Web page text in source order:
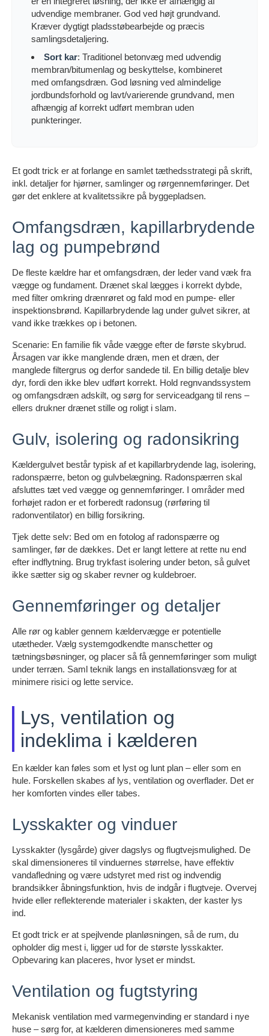
udvendige membraner. God ved højt grundvand.
Kræver dygtigt pladsstøbearbejde og præcis
samlingsdetaljering.
Sort kar: Traditionel betonvæg med udvendig
membran/bitumenlag og beskyttelse, kombineret
med omfangsdræn. God løsning ved almindelige
jordbundsforhold og lavt/varierende grundvand, men
afhængig af korrekt udført membran uden
punkteringer.
Et godt trick er at forlange en samlet tæthedsstrategi på skrift,
inkl. detaljer for hjørner, samlinger og rørgennemføringer. Det
gør det enklere at kvalitetssikre på byggepladsen.
Omfangsdræn, kapillarbrydende
lag og pumpebrønd
De fleste kældre har et omfangsdræn, der leder vand væk fra
vægge og fundament. Drænet skal lægges i korrekt dybde,
med filter omkring drænrøret og fald mod en pumpe- eller
inspektionsbrønd. Kapillarbrydende lag under gulvet sikrer, at
vand ikke trækkes op i betonen.
Scenarie: En familie fik våde vægge efter de første skybrud.
Årsagen var ikke manglende dræn, men et dræn, der
manglede filtergrus og derfor sandede til. En billig detalje blev
dyr, fordi den ikke blev udført korrekt. Hold regnvandssystem
og omfangsdræn adskilt, og sørg for serviceadgang til rens –
ellers drukner drænet stille og roligt i slam.
Gulv, isolering og radonsikring
Kældergulvet består typisk af et kapillarbrydende lag, isolering,
radonspærre, beton og gulvbelægning. Radonspærren skal
afsluttes tæt ved vægge og gennemføringer. I områder med
forhøjet radon er et forberedt radonsug (rørføring til
radonventilator) en billig forsikring.
Tjek dette selv: Bed om en fotolog af radonspærre og
samlinger, før de dækkes. Det er langt lettere at rette nu end
efter indflytning. Brug trykfast isolering under beton, så gulvet
ikke sætter sig og skaber revner og kuldebroer.
Gennemføringer og detaljer
Alle rør og kabler gennem kældervægge er potentielle
utætheder. Vælg systemgodkendte manschetter og
tætningsbøsninger, og placer så få gennemføringer som muligt
under terræn. Saml teknik langs en installationsvæg for at
minimere risici og lette service.
Lys, ventilation og
indeklima i kælderen
En kælder kan føles som et lyst og lunt plan – eller som en
hule. Forskellen skabes af lys, ventilation og overflader. Det er
her komforten vindes eller tabes.
Lysskakter og vinduer
Lysskakter (lysgårde) giver dagslys og flugtvejsmulighed. De
skal dimensioneres til vinduernes størrelse, have effektiv
vandafledning og være udstyret med rist og indvendig
brandsikker åbningsfunktion, hvis de indgår i flugtveje. Overvej
hvide eller reflekterende materialer i skakten, der kaster lys
ind.
Et godt trick er at spejlvende planløsningen, så de rum, du
opholder dig mest i, ligger ud for de største lysskakter.
Opbevaring kan placeres, hvor lyset er mindst.
Ventilation og fugtstyring
Mekanisk ventilation med varmegenvinding er standard i nye
huse – sørg for, at kælderen dimensioneres med samme